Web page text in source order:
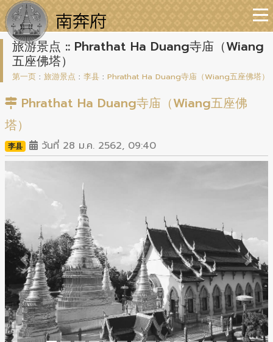
旅游景点 :: Phrathat Ha Duang寺庙（Wiang
五座佛塔）
第一页 : 旅游景点 : 李县 : Phrathat Ha Duang寺庙（Wiang五座佛塔）
Phrathat Ha Duang寺庙（Wiang五座佛
塔）
李县 วันที่ 28 ม.ค. 2562, 09:40
Previous Next